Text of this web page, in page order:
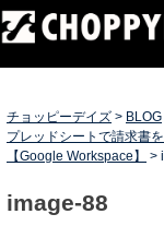
Skip
to
content
支援・ECサイト立
ムページ制作・
ーデイズ
チョッピーデイズ > BLOG
プレッドシートで請求書
【Google Workspace】
>
image-88